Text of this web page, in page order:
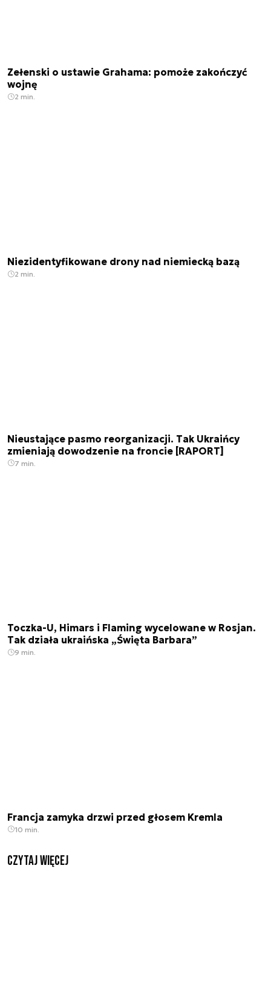
Zełenski o ustawie Grahama: pomoże zakończyć
wojnę
2 min.
Niezidentyfikowane drony nad niemiecką bazą
2 min.
Nieustające pasmo reorganizacji. Tak Ukraińcy
zmieniają dowodzenie na froncie [RAPORT]
7 min.
Toczka-U, Himars i Flaming wycelowane w Rosjan.
Tak działa ukraińska „Święta Barbara”
9 min.
Francja zamyka drzwi przed głosem Kremla
10 min.
czytaj więcej